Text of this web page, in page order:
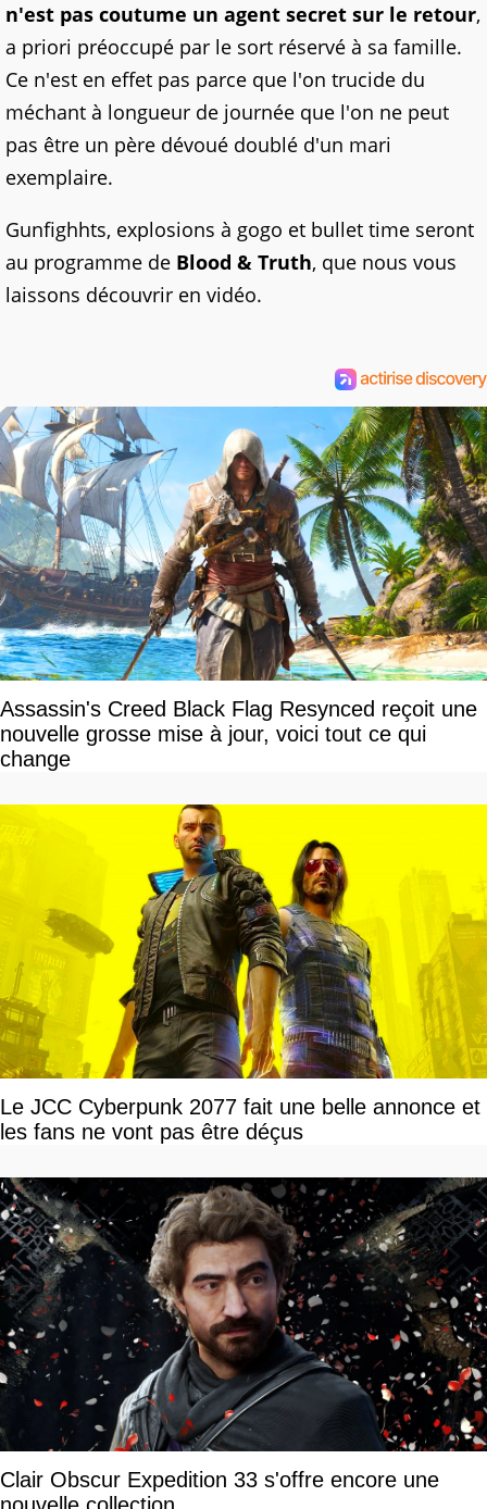
n'est pas coutume un agent secret sur le retour,
a priori préoccupé par le sort réservé à sa famille.
Ce n'est en effet pas parce que l'on trucide du
méchant à longueur de journée que l'on ne peut
pas être un père dévoué doublé d'un mari
exemplaire.
Gunfighhts, explosions à gogo et bullet time seront
au programme de Blood & Truth, que nous vous
laissons découvrir en vidéo.
Assassin's Creed Black Flag Resynced reçoit une
nouvelle grosse mise à jour, voici tout ce qui
change
Le JCC Cyberpunk 2077 fait une belle annonce et
les fans ne vont pas être déçus
Clair Obscur Expedition 33 s'offre encore une